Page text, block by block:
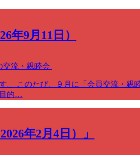
年9月11日）
流・親睦会
このたび、９月に「会員交流・
目的…
年2月4日）」